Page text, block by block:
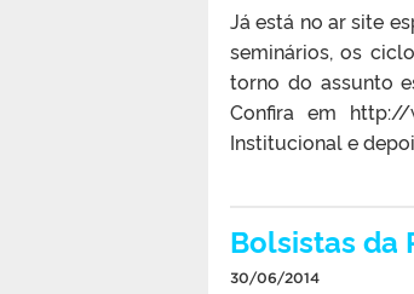
Já está no ar site
seminários, os
torno do assunto
Confira em
Institucional e
Bolsistas da
30/06/2014